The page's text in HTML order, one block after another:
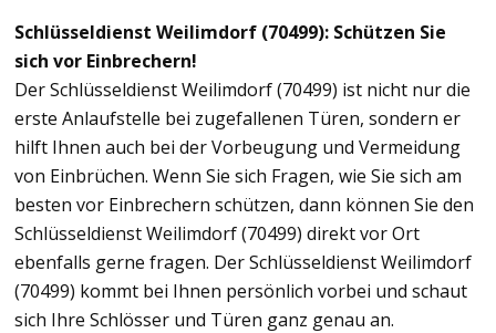
Schlüsseldienst Weilimdorf (70499): Schützen Sie
sich vor Einbrechern!
Der Schlüsseldienst Weilimdorf (70499) ist nicht nur die
erste Anlaufstelle bei zugefallenen Türen, sondern er
hilft Ihnen auch bei der Vorbeugung und Vermeidung
von Einbrüchen. Wenn Sie sich Fragen, wie Sie sich am
besten vor Einbrechern schützen, dann können Sie den
Schlüsseldienst Weilimdorf (70499) direkt vor Ort
ebenfalls gerne fragen. Der Schlüsseldienst Weilimdorf
(70499) kommt bei Ihnen persönlich vorbei und schaut
sich Ihre Schlösser und Türen ganz genau an.